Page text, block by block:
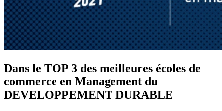
Dans le TOP 3 des meilleures écoles de
commerce en Management du
DEVELOPPEMENT DURABLE